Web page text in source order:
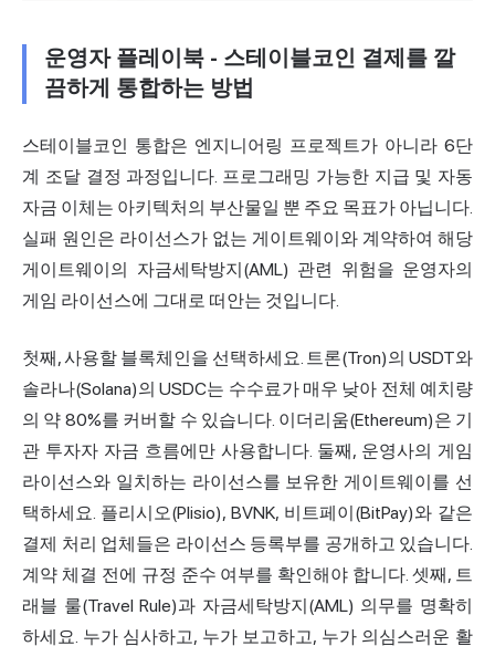
운영자 플레이북 - 스테이블코인 결제를 깔
끔하게 통합하는 방법
스테이블코인 통합은 엔지니어링 프로젝트가 아니라 6단
계 조달 결정 과정입니다. 프로그래밍 가능한 지급 및 자동
자금 이체는 아키텍처의 부산물일 뿐 주요 목표가 아닙니다.
실패 원인은 라이선스가 없는 게이트웨이와 계약하여 해당
게이트웨이의 자금세탁방지(AML) 관련 위험을 운영자의
게임 라이선스에 그대로 떠안는 것입니다.
첫째, 사용할 블록체인을 선택하세요. 트론(Tron)의 USDT와
솔라나(Solana)의 USDC는 수수료가 매우 낮아 전체 예치량
의 약 80%를 커버할 수 있습니다. 이더리움(Ethereum)은 기
관 투자자 자금 흐름에만 사용합니다. 둘째, 운영사의 게임
라이선스와 일치하는 라이선스를 보유한 게이트웨이를 선
택하세요. 플리시오(Plisio), BVNK, 비트페이(BitPay)와 같은
결제 처리 업체들은 라이선스 등록부를 공개하고 있습니다.
계약 체결 전에 규정 준수 여부를 확인해야 합니다. 셋째, 트
래블 룰(Travel Rule)과 자금세탁방지(AML) 의무를 명확히
하세요. 누가 심사하고, 누가 보고하고, 누가 의심스러운 활